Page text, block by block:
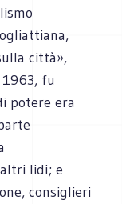
città»,
fu
potere era
lidi; e
consiglieri